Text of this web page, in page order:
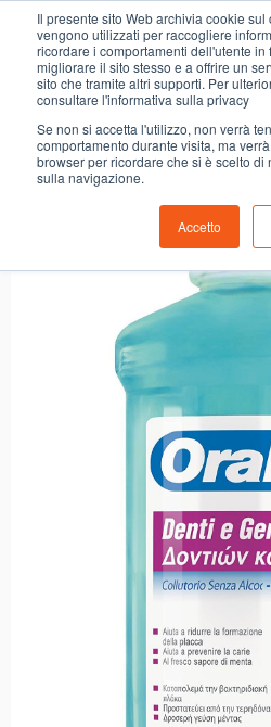
Il presente sito Web archivia cookie
vengono utilizzati per raccogliere
ricordare i comportamenti dell'utente in
migliorare il sito stesso e a offrire un
sito che tramite altri supporti. Per
consultare l'informativa sulla privacy
Se non si accetta l'utilizzo, non verrà
comportamento durante visita, ma
browser per ricordare che si è scelto
sulla navigazione.
Accetto